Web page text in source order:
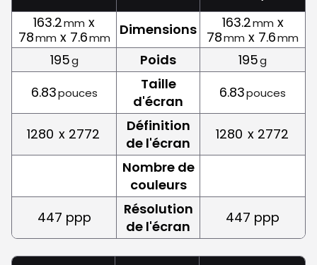
163.2mm x
78mm x 7.6mm Dimensions 163.2mm x
78mm x 7.6mm
195g Poids 195g
6.83pouces
Taille
d'écran
6.83pouces
1280 x 2772
Définition
de l'écran
1280 x 2772
Nombre de
couleurs
447 ppp
Résolution
de l'écran
447 ppp